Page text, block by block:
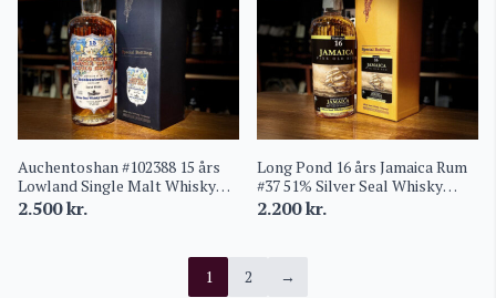
Auchentoshan #102388 15 års
Lowland Single Malt Whisky
60,4% Silver Seal Whisky
2.500kr.
Long Pond 16 års Jamaica Rum
#37 51% Silver Seal Whisky
Company
2.200kr.
1 2 →